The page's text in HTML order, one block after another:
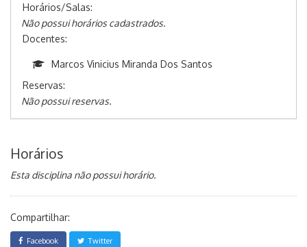
Horários/Salas:
Não possui horários cadastrados.
Docentes:
Marcos Vinicius Miranda Dos Santos
Reservas:
Não possui reservas.
Horários
Esta disciplina não possui horário.
Compartilhar:
Facebook Twitter